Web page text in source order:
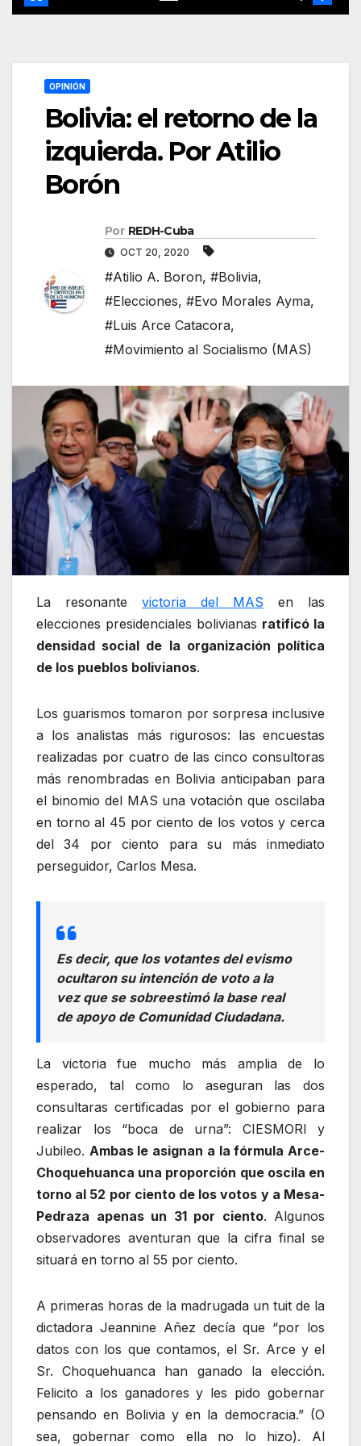
OPINIÓN
Bolivia: el retorno de la
izquierda. Por Atilio
Borón
Por REDH-Cuba
OCT 20, 2020
#Atilio A. Boron, #Bolivia,
#Elecciones, #Evo Morales Ayma,
#Luis Arce Catacora,
#Movimiento al Socialismo (MAS)
La resonante victoria del MAS en las
elecciones presidenciales bolivianas ratificó la
densidad social de la organización política
de los pueblos bolivianos.
Los guarismos tomaron por sorpresa inclusive
a los analistas más rigurosos: las encuestas
realizadas por cuatro de las cinco consultoras
más renombradas en Bolivia anticipaban para
el binomio del MAS una votación que oscilaba
en torno al 45 por ciento de los votos y cerca
del 34 por ciento para su más inmediato
perseguidor, Carlos Mesa.
Es decir, que los votantes del evismo
ocultaron su intención de voto a la
vez que se sobreestimó la base real
de apoyo de Comunidad Ciudadana.
La victoria fue mucho más amplia de lo
esperado, tal como lo aseguran las dos
consultaras certificadas por el gobierno para
realizar los “boca de urna”: CIESMORI y
Jubileo. Ambas le asignan a la fórmula Arce-
Choquehuanca una proporción que oscila en
torno al 52 por ciento de los votos y a Mesa-
Pedraza apenas un 31 por ciento. Algunos
observadores aventuran que la cifra final se
situará en torno al 55 por ciento.
A primeras horas de la madrugada un tuit de la
dictadora Jeannine Añez decía que “por los
datos con los que contamos, el Sr. Arce y el
Sr. Choquehuanca han ganado la elección.
Felicito a los ganadores y les pido gobernar
pensando en Bolivia y en la democracia.” (O
sea, gobernar como ella no lo hizo). Al